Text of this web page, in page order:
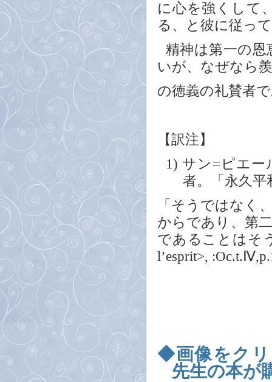
に心を強くして
る、と彼に従っ
精神は第一の
いが、なぜなら
の徳義の礼賛者
【訳注】
1) サン=ピエー
者。「永久
「そうではなく
からであり、第
であることはそ
l’esprit>,
◆画像をクリ
先生の本が